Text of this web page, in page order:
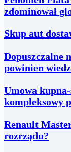
zdominował
Skup aut
Dopuszczalne
powinien
Umowa
kompleksowy
Renault
rozrządu?